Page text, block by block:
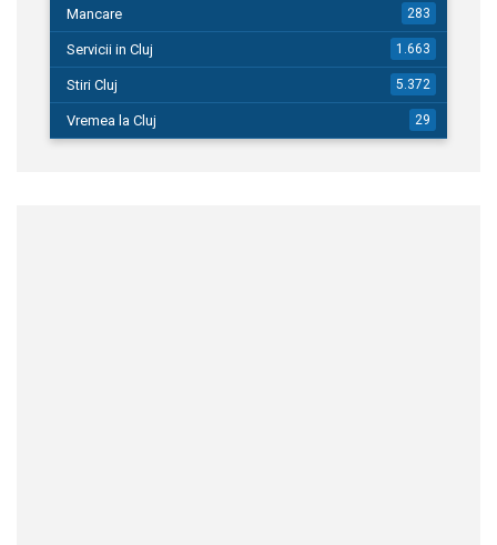
Mancare 283
Servicii in Cluj 1.663
Stiri Cluj 5.372
Vremea la Cluj 29